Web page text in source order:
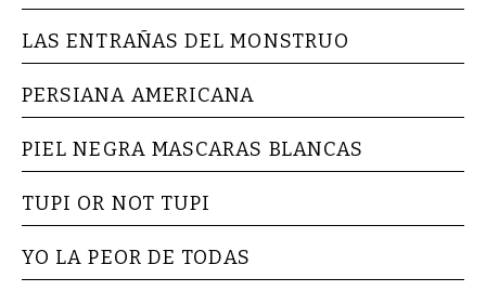
LAS ENTRAÑAS DEL MONSTRUO
PERSIANA AMERICANA
PIEL NEGRA MASCARAS BLANCAS
TUPI OR NOT TUPI
YO LA PEOR DE TODAS